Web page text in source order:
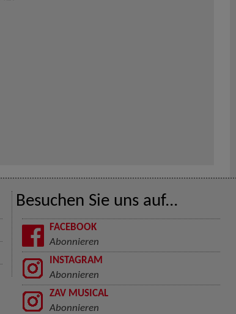
Besuchen Sie uns auf...
FACEBOOK
Abonnieren
INSTAGRAM
Abonnieren
ZAV MUSICAL
Abonnieren